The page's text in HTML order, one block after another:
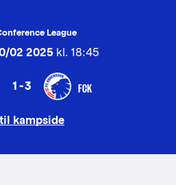
League
02 2025kl. 18:45
1-3 FCK
kampside